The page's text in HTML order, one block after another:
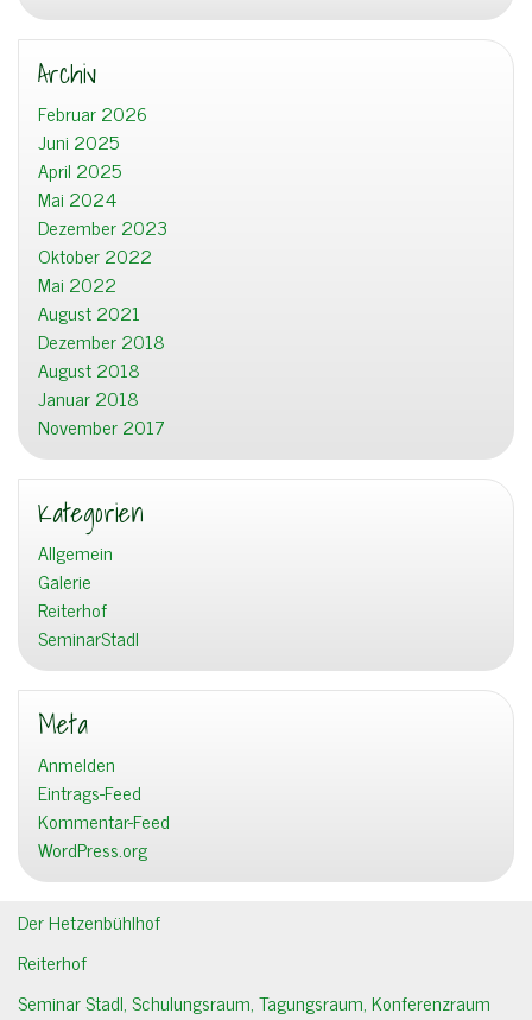
Archiv
Februar 2026
Juni 2025
April 2025
Mai 2024
Dezember 2023
Oktober 2022
Mai 2022
August 2021
Dezember 2018
August 2018
Januar 2018
November 2017
Kategorien
Allgemein
Galerie
Reiterhof
SeminarStadl
Meta
Anmelden
Eintrags-Feed
Kommentar-Feed
WordPress.org
Der Hetzenbühlhof
Reiterhof
Seminar Stadl, Schulungsraum, Tagungsraum, Konferenzraum